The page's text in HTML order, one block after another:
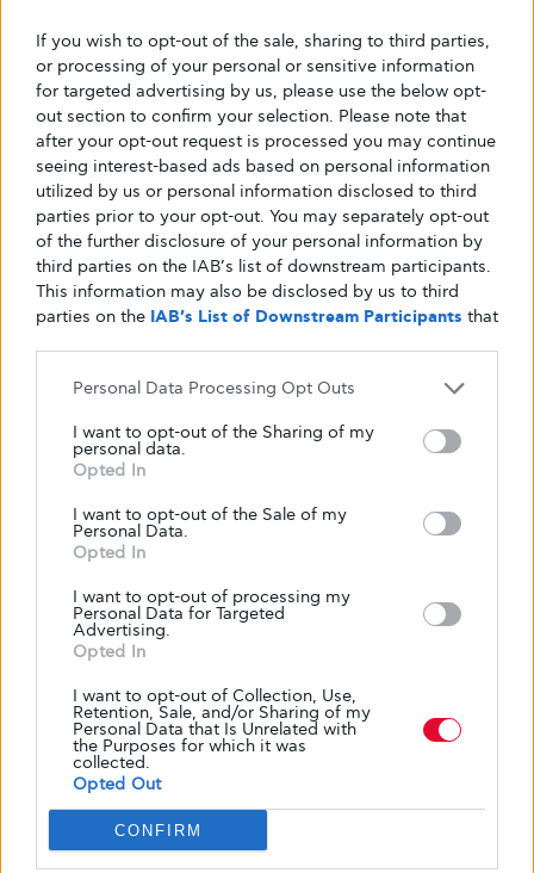
If you wish to opt-out of the sale, sharing to third parties,
or processing of your personal or sensitive information
for targeted advertising by us, please use the below opt-
out section to confirm your selection. Please note that
after your opt-out request is processed you may continue
seeing interest-based ads based on personal information
utilized by us or personal information disclosed to third
parties prior to your opt-out. You may separately opt-out
of the further disclosure of your personal information by
third parties on the IAB’s list of downstream participants.
This information may also be disclosed by us to third
parties on the IAB’s List of Downstream Participants that
Personal Data Processing Opt Outs
I want to opt-out of the Sharing of my
personal data.
Opted In
I want to opt-out of the Sale of my
Personal Data.
Opted In
I want to opt-out of processing my
Personal Data for Targeted
Advertising.
Opted In
I want to opt-out of Collection, Use,
Retention, Sale, and/or Sharing of my
Personal Data that Is Unrelated with
the Purposes for which it was
collected.
Opted Out
CONFIRM
Δημοφιλή
Skin food: όλα όσα πρέπει να τρως για να
έχεις υγιή και λαμπερή επιδερμίδα
7 ΑΥΓΟΎΣΤΟΥ, 2026
Η σημασία του ύπνου στην πρόληψη του